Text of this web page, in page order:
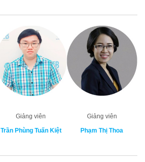
Giảng viên
Trần Phùng Tuấn Kiệt
Giảng viên
Phạm Thị Thoa